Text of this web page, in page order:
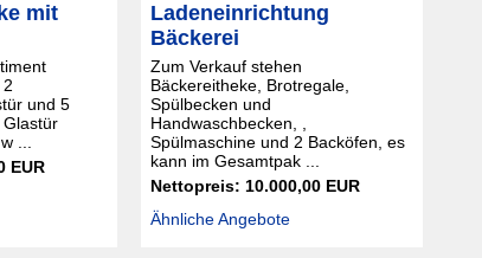
mit
und 5
...
EUR
Ladeneinrichtung
Bäckerei
Zum Verkauf stehen
Bäckereitheke, Brotregale,
Spülbecken und
Handwaschbecken, ,
Spülmaschine und 2 Backöfen, es
kann im Gesamtpak ...
Nettopreis: 10.000,00 EUR
Ähnliche Angebote